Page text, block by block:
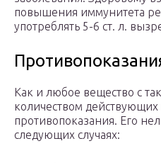
повышения иммунитета
употреблять 5-6 ст. л.
Как и любое вещество с
количеством действующих
противопоказания. Его
следующих случаях: